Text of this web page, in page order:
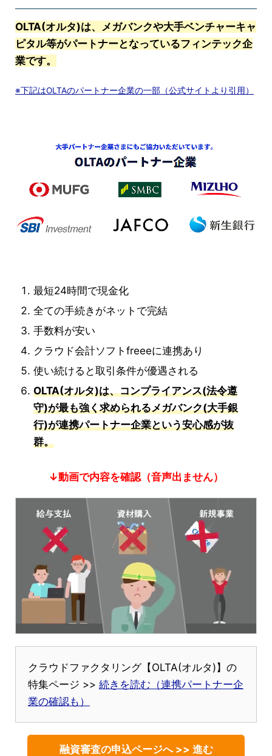
OLTA(オルタ)は、メガバンクや大手ベンチャーキャ
ピタル等がパートナーとなっているフィンテック企
業です。
※下記はOLTAのパートナー企業の一部（公式サイトより引用）
最短24時間で現金化
全ての手続きがネットで完結
手数料が安い
クラウド会計ソフトfreeeに連携あり
使い続けると取引条件が優遇される
OLTA(オルタ)は、コンプライアンス(法令遵
守)が最も強く求められるメガバンク(大手銀
行)が連携パートナー企業という安心感が抜
群。
↓動画で内容を確認（音声出ません）
クラウドファクタリング【OLTA(オルタ)】の
特集ページ >> 続きを読む（連携パートナー企
業の確認も）
融資審査の申込ページへ >> 進む